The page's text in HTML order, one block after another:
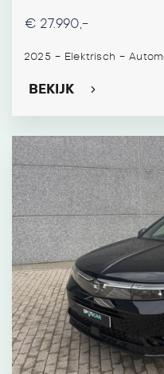
€ 27.990,-
2025 - Elektrisch -
BEKIJK